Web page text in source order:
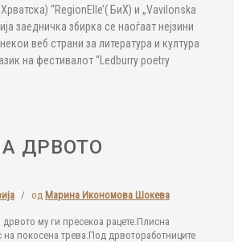
“RegionElle’( БиХ) и „Vavilonska
заедничка збирка се наоѓаат нејзини
веб страни за литература и култура
на фестивалот “Ledburry poetry
ДРВОТО
/ од Марина Икономова Шокева
му ги пресекоа рацете.Плисна
покосена трева.Под дрвотоработниците